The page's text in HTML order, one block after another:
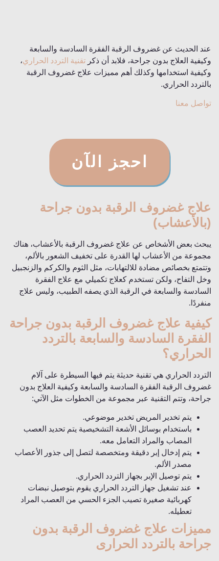
عند الحديث عن غضروف الرقبة الفقرة السادسة والسابعة
وكيفية العلاج بدون جراحة، فلابد أن ذكر تقنية التردد الحراري،
وكيفية استخدامها وكذلك أهم مميزات علاج غضروف الرقبة
بالتردد الحراري.
تواصل معنا
احجز الآن
علاج غضروف الرقبة بدون جراحة
(بالأعشاب)
يبحث بعض الأشخاص عن علاج غضروف الرقبة بالأعشاب، هناك
مجموعة من الأعشاب لها القدرة على تخفيف الشعور بالألم،
وتتمتع بخصائص مضادة للالتهابات، مثل الثوم والكركم والزنجبيل
وخل التفاح، ولكن تستخدم كعلاج تكميلي مع علاج الفقرة
السادسة والسابعة في الرقبة الذي يصفه الطبيب، وليس علاج
منفردًا.
كيفية علاج غضروف الرقبة بدون جراحة
الفقرة السادسة والسابعة بالتردد
الحراري؟
التردد الحراري هي تقنية حديثة يتم فيها السيطرة على آلام
غضروف الرقبة الفقرة السادسة والسابعة وكيفية العلاج بدون
جراحة، وتتم التقنية عبر مجموعة من الخطوات مثل الآتي:
يتم تخدير المريض تخدير موضوعي.
باستخدام بوسائل الأشعة التشخيصية يتم تحديد العصب
المصاب والمراد التعامل معه.
يتم إدخال إبر دقيقة ومتخصصة لتصل إلى جذور الأعصاب
مصدر الألم.
يتم توصيل الإبر بجهاز التردد الحراري.
عند تشغيل جهاز التردد الحراري يقوم بتوصيل نبضات
كهربائية صغيرة تصيب الجزء الحسي من العصب المراد
تعطيله.
مميزات علاج غضروف الرقبة بدون
جراحة بالتردد الحرارى